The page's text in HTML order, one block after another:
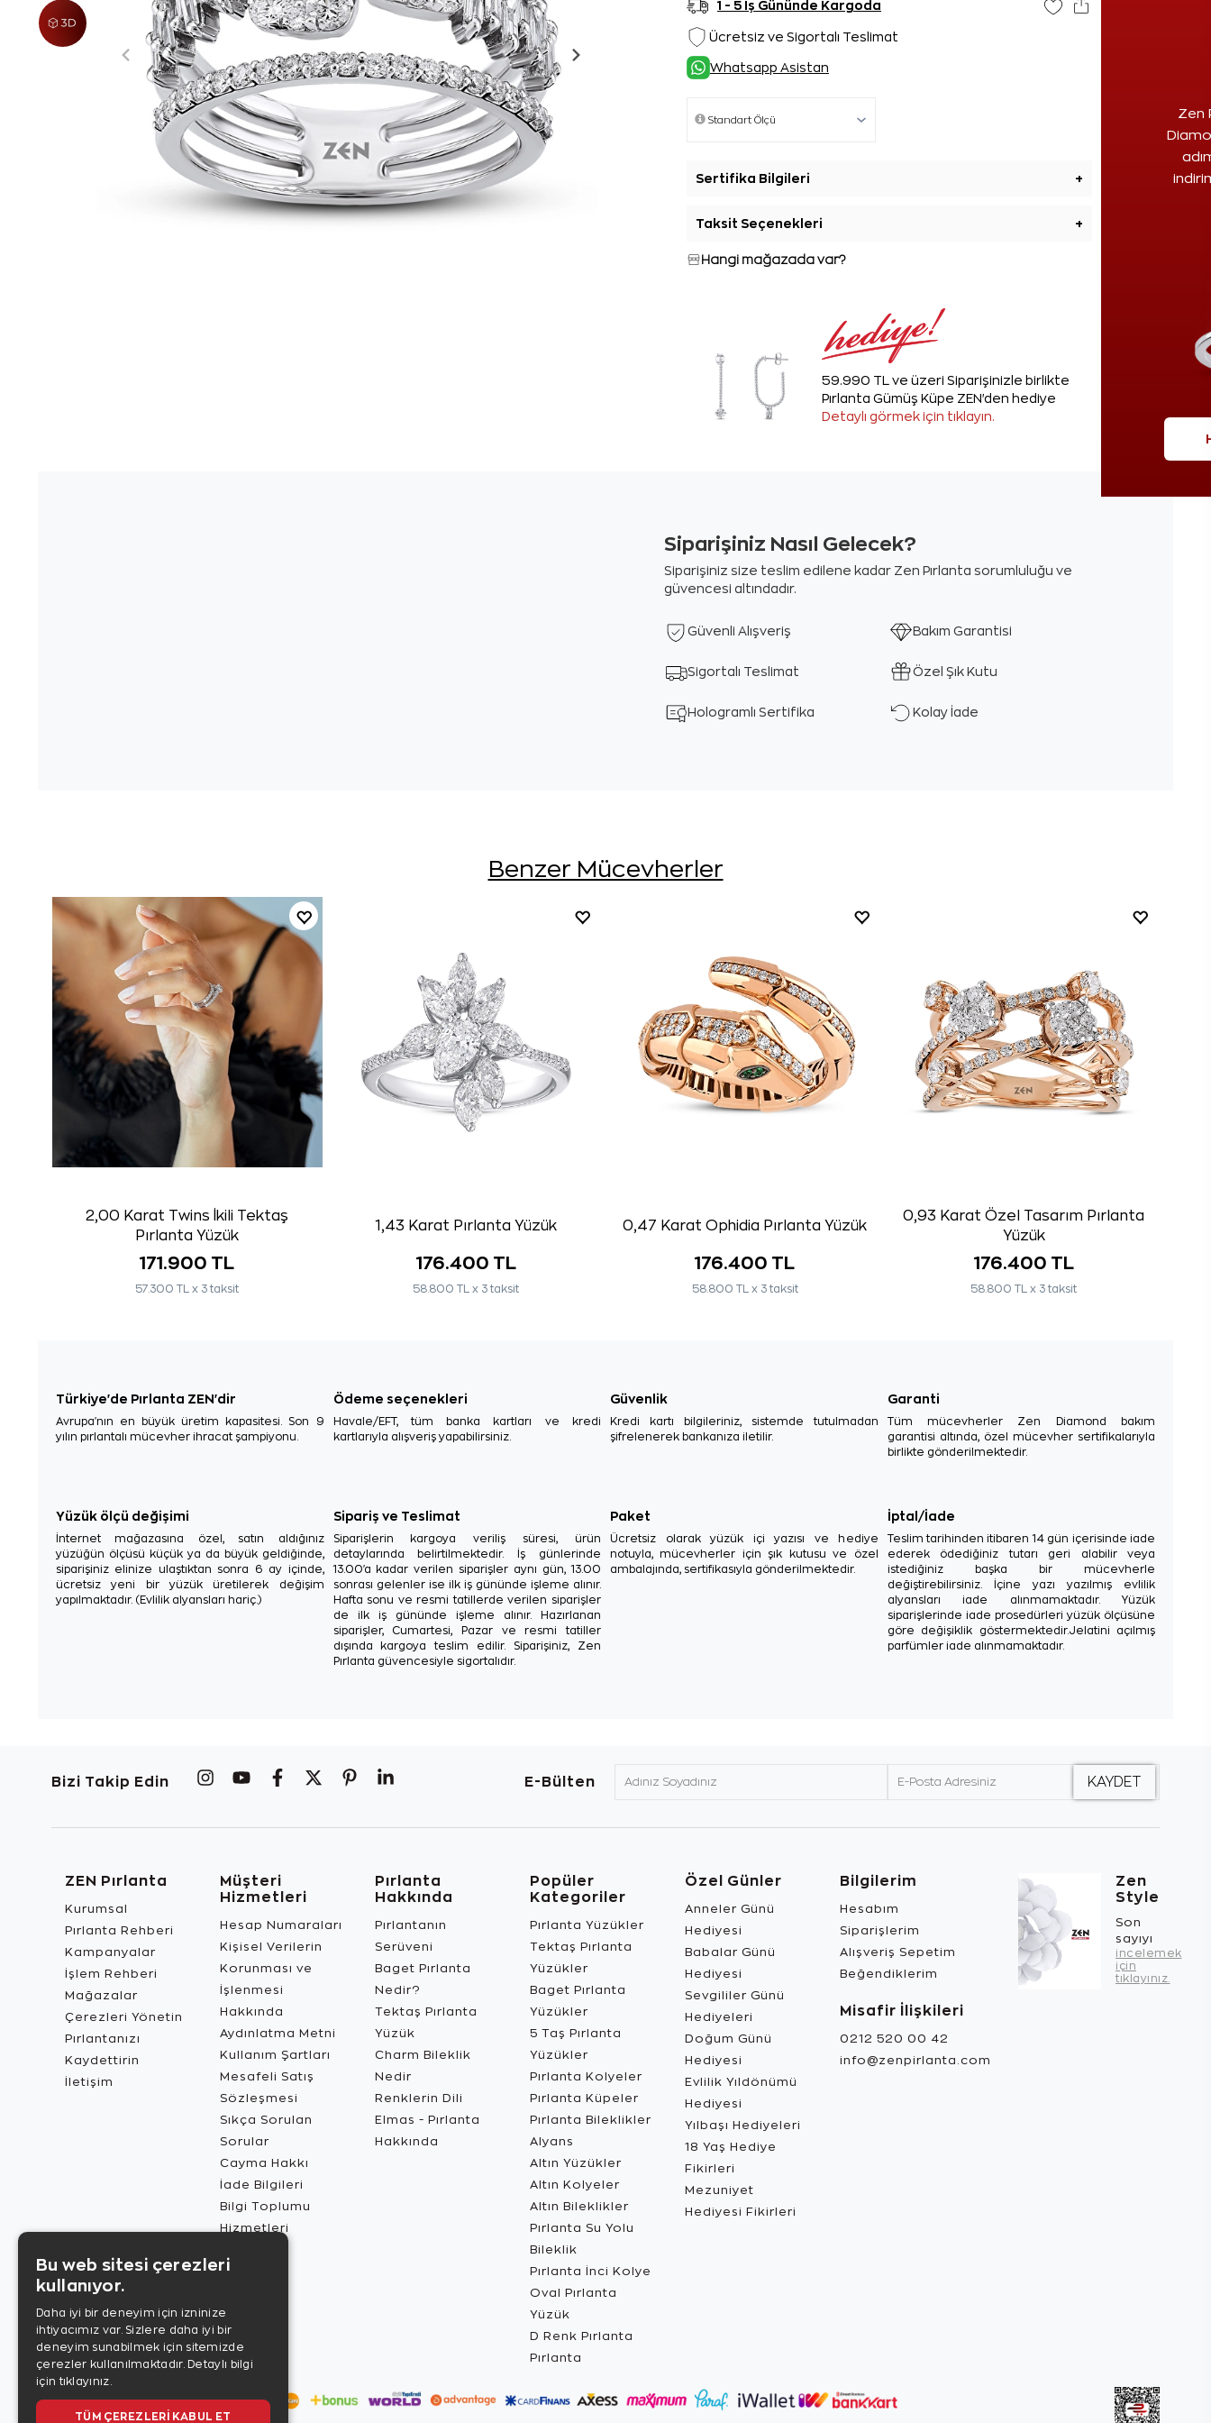
Zen
1 - 5 İş Gününde Kargoda
Ücretsiz ve Sigortalı Teslimat
Whatsapp Asistan
Sertifika Bilgileri +
Taksit Seçenekleri +
Hangi mağazada var?
59.990 TL ve üzeri Siparişinizle birlikte
Pırlanta Gümüş Küpe ZEN'den hediye
Detaylı görmek için tıklayın.
Siparişiniz Nasıl Gelecek?
Siparişiniz size teslim edilene kadar Zen Pırlanta sorumluluğu ve
güvencesi altındadır.
Güvenli Alışveriş Bakım Garantisi
Sigortalı Teslimat Özel Şık Kutu
Hologramlı Sertifika Kolay İade
Benzer Mücevherler
2,00 Karat Twins İkili Tektaş
Pırlanta Yüzük
171.900 TL
57.300 TL x 3 taksit
1,43 Karat Pırlanta Yüzük
176.400 TL
58.800 TL x 3 taksit
0,47 Karat Ophidia Pırlanta Yüzük
176.400 TL
58.800 TL x 3 taksit
0,93 Karat Özel Tasarım Pırlanta
Yüzük
176.400 TL
58.800 TL x 3 taksit
Türkiye'de Pırlanta ZEN'dir
Avrupa'nın en büyük üretim kapasitesi. Son 9
yılın pırlantalı mücevher ihracat şampiyonu.
Ödeme seçenekleri
Havale/EFT, tüm banka kartları ve kredi
kartlarıyla alışveriş yapabilirsiniz.
Güvenlik
Kredi kartı bilgileriniz, sistemde tutulmadan
şifrelenerek bankanıza iletilir.
Garanti
Tüm mücevherler Zen Diamond bakım
garantisi altında, özel mücevher sertifikalarıyla
birlikte gönderilmektedir.
Yüzük ölçü değişimi
İnternet mağazasına özel, satın aldığınız
yüzüğün ölçüsü küçük ya da büyük geldiğinde,
siparişiniz elinize ulaştıktan sonra 6 ay içinde,
ücretsiz yeni bir yüzük üretilerek değişim
yapılmaktadır. (Evlilik alyansları hariç.)
Sipariş ve Teslimat
Siparişlerin kargoya veriliş süresi, ürün
detaylarında belirtilmektedir. İş günlerinde
13.00'a kadar verilen siparişler aynı gün, 13.00
sonrası gelenler ise ilk iş gününde işleme alınır.
Hafta sonu ve resmi tatillerde verilen siparişler
de ilk iş gününde işleme alınır. Hazırlanan
siparişler, Cumartesi, Pazar ve resmi tatiller
dışında kargoya teslim edilir. Siparişiniz, Zen
Pırlanta güvencesiyle sigortalıdır.
Paket
Ücretsiz olarak yüzük içi yazısı ve hediye
notuyla, mücevherler için şık kutusu ve özel
ambalajında, sertifikasıyla gönderilmektedir.
İptal/İade
Teslim tarihinden itibaren 14 gün içerisinde iade
ederek ödediğiniz tutarı geri alabilir veya
istediğiniz başka bir mücevherle
değiştirebilirsiniz. İçine yazı yazılmış evlilik
alyansları iade alınmamaktadır. Yüzük
siparişlerinde iade prosedürleri yüzük ölçüsüne
göre değişiklik göstermektedir.Jelatini açılmış
parfümler iade alınmamaktadır.
Bizi Takip Edin E-Bülten
ZEN Pırlanta
Kurumsal
Pırlanta Rehberi
Kampanyalar
İşlem Rehberi
Mağazalar
Çerezleri Yönetin
Pırlantanızı
Kaydettirin
İletişim
Müşteri
Hizmetleri
Hesap Numaraları
Kişisel Verilerin
Korunması ve
İşlenmesi
Hakkında
Aydınlatma Metni
Kullanım Şartları
Mesafeli Satış
Sözleşmesi
Sıkça Sorulan
Sorular
Cayma Hakkı
İade Bilgileri
Bilgi Toplumu
Hizmetleri
Pırlanta
Hakkında
Pırlantanın
Serüveni
Baget Pırlanta
Nedir?
Tektaş Pırlanta
Yüzük
Charm Bileklik
Nedir
Renklerin Dili
Elmas - Pırlanta
Hakkında
Popüler
Kategoriler
Pırlanta Yüzükler
Tektaş Pırlanta
Yüzükler
Baget Pırlanta
Yüzükler
5 Taş Pırlanta
Yüzükler
Pırlanta Kolyeler
Pırlanta Küpeler
Pırlanta Bileklikler
Alyans
Altın Yüzükler
Altın Kolyeler
Altın Bileklikler
Pırlanta Su Yolu
Bileklik
Pırlanta İnci Kolye
Oval Pırlanta
Yüzük
D Renk Pırlanta
Pırlanta
Özel Günler
Anneler Günü
Hediyesi
Babalar Günü
Hediyesi
Sevgililer Günü
Hediyeleri
Doğum Günü
Hediyesi
Evlilik Yıldönümü
Hediyesi
Yılbaşı Hediyeleri
18 Yaş Hediye
Fikirleri
Mezuniyet
Hediyesi Fikirleri
Bilgilerim
Hesabım
Siparişlerim
Alışveriş Sepetim
Beğendiklerim
Misafir İlişkileri
0212 520 00 42
info@zenpirlanta.com
Zen
Style
Son
sayıyı
incelemek
için
tıklayınız.
Bu web sitesi çerezleri
kullanıyor.
Daha iyi bir deneyim için izninize
ihtiyacımız var. Sizlere daha iyi bir
deneyim sunabilmek için sitemizde
çerezler kullanılmaktadır. Detaylı bilgi
için tıklayınız.
TÜM ÇEREZLERI KABUL ET